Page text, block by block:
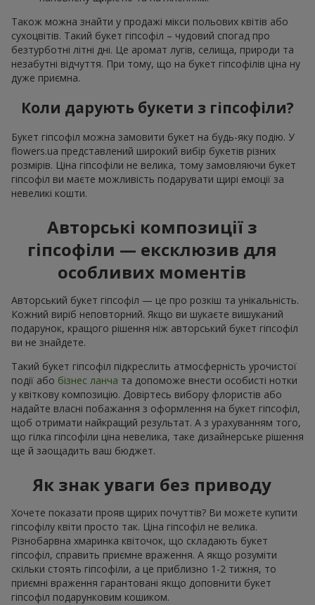
Також можна знайти у продажі мікси польових квітів або
сухоцвітів. Такий букет гіпсофіл – чудовий спогад про
безтурботні літні дні. Це аромат лугів, селища, природи та
незабутні відчуття. При тому, що на букет гіпсофілів ціна ну
дуже приємна.
Коли дарують букети з гіпсофіли?
Букет гіпсофіл можна замовити букет на будь-яку подію. У
flowers.ua представлений широкий вибір букетів різних
розмірів. Ціна гіпсофіли не велика, тому замовляючи букет
гіпсофіл ви маєте можливість подарувати щирі емоції за
невеликі кошти.
Авторські композиції з
гіпсофіли — ексклюзив для
особливих моментів
Авторський букет гіпсофіл — це про розкіш та унікальність.
Кожний виріб неповторний. Якщо ви шукаєте вишуканий
подарунок, кращого рішення ніж авторський букет гіпсофіл
ви не знайдете.
Такий букет гіпсофіл підкреслить атмосферність урочистої
події або бізнес ланча та допоможе внести особисті нотки
у квіткову композицію. Довіртесь вибору флористів або
надайте власні побажання з оформлення на букет гіпсофіл,
щоб отримати найкращий результат. А з урахуванням того,
що гілка гіпсофіли ціна невелика, таке дизайнерське рішення
ще й заощадить ваш бюджет.
Як знак уваги без приводу
Хочете показати прояв щирих почуттів? Ви можете купити
гіпсофілу квіти просто так. Ціна гіпсофіл не велика.
Різнобарвна хмаринка квіточок, що складають букет
гіпсофіл, справить приємне враження. А якщо розуміти
скільки стоять гіпсофіли, а це приблизно 1-2 тижня, то
приємні враження гарантовані якщо доповнити букет
гіпсофіл подарунковим кошиком.